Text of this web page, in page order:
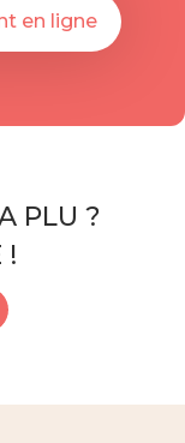
en ligne
PLU ?
!